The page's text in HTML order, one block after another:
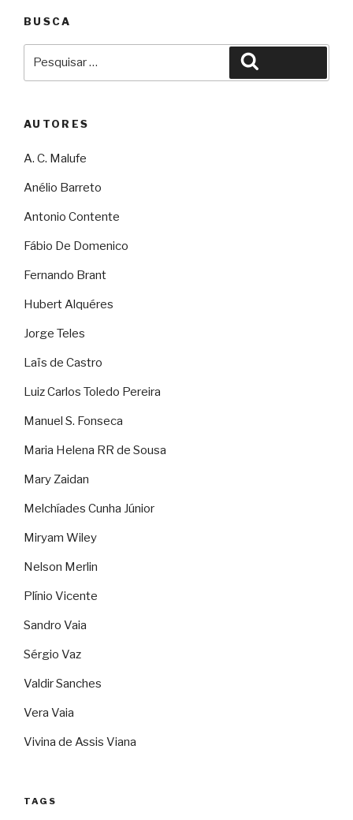
BUSCA
AUTORES
A. C. Malufe
Anélio Barreto
Antonio Contente
Fábio De Domenico
Fernando Brant
Hubert Alquéres
Jorge Teles
Laïs de Castro
Luiz Carlos Toledo Pereira
Manuel S. Fonseca
Maria Helena RR de Sousa
Mary Zaidan
Melchíades Cunha Júnior
Miryam Wiley
Nelson Merlin
Plínio Vicente
Sandro Vaia
Sérgio Vaz
Valdir Sanches
Vera Vaia
Vivina de Assis Viana
TAGS